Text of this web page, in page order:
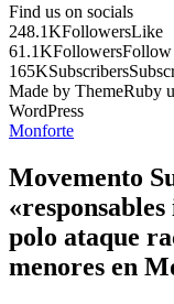
Find us on socials
248.1KFollowersLike
61.1KFollowersFollow
165KSubscribers
Made by ThemeRuby
WordPress
Monforte
Movemento
polo ataque
menores en